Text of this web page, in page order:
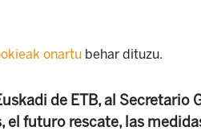
onartu behar dituzu.
de ETB, al Secretario
el futuro rescate, las